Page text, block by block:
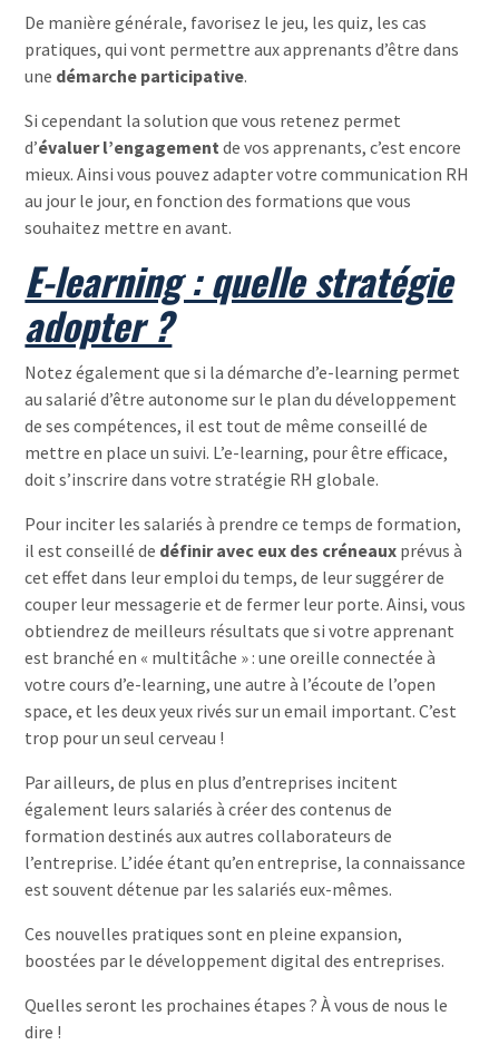
De manière générale, favorisez le jeu, les quiz, les cas
pratiques, qui vont permettre aux apprenants d’être dans
une démarche participative.
Si cependant la solution que vous retenez permet
d’évaluer l’engagement de vos apprenants, c’est encore
mieux. Ainsi vous pouvez adapter votre communication RH
au jour le jour, en fonction des formations que vous
souhaitez mettre en avant.
E-learning : quelle stratégie
adopter ?
Notez également que si la démarche d’e-learning permet
au salarié d’être autonome sur le plan du développement
de ses compétences, il est tout de même conseillé de
mettre en place un suivi. L’e-learning, pour être efficace,
doit s’inscrire dans votre stratégie RH globale.
Pour inciter les salariés à prendre ce temps de formation,
il est conseillé de définir avec eux des créneaux prévus à
cet effet dans leur emploi du temps, de leur suggérer de
couper leur messagerie et de fermer leur porte. Ainsi, vous
obtiendrez de meilleurs résultats que si votre apprenant
est branché en « multitâche » : une oreille connectée à
votre cours d’e-learning, une autre à l’écoute de l’open
space, et les deux yeux rivés sur un email important. C’est
trop pour un seul cerveau !
Par ailleurs, de plus en plus d’entreprises incitent
également leurs salariés à créer des contenus de
formation destinés aux autres collaborateurs de
l’entreprise. L’idée étant qu’en entreprise, la connaissance
est souvent détenue par les salariés eux-mêmes.
Ces nouvelles pratiques sont en pleine expansion,
boostées par le développement digital des entreprises.
Quelles seront les prochaines étapes ? À vous de nous le
dire !